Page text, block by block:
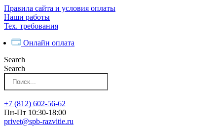
Перейти
к
контенту
Правила сайта и условия оплаты
Наши работы
Тех. требования
Онлайн оплата
Search
Search
+7 (812) 602-56-62
Пн-Пт 10:30-18:00
privet@spb-razvitie.ru